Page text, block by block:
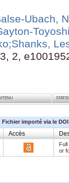
Ubach,
;Shanks,
2,
Fichier importé via le DOI
Accès
or